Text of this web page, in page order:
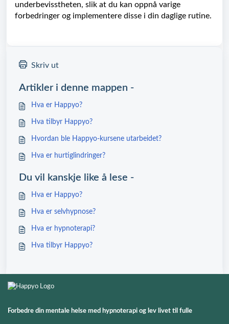
underbevisstheten, slik at du kan oppnå varige
forbedringer og implementere disse i din daglige rutine.
Skriv ut
Artikler i denne mappen -
Hva er Happyo?
Hva tilbyr Happyo?
Hvordan ble Happyo-kursene utarbeidet?
Hva er hurtiglindringer?
Du vil kanskje like å lese -
Hva er Happyo?
Hva er selvhypnose?
Hva er hypnoterapi?
Hva tilbyr Happyo?
Forbedre din mentale helse med hypnoterapi og lev livet til fulle